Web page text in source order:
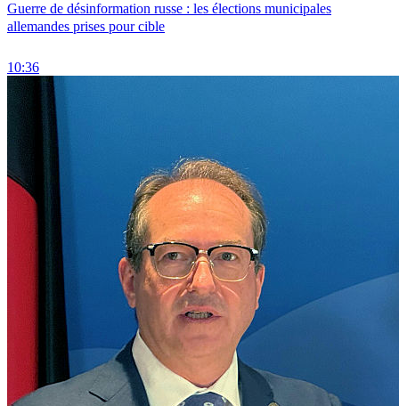
Guerre de désinformation russe : les élections municipales
allemandes prises pour cible
10:36